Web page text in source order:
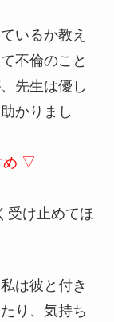
いるか教え
不倫のこと
先生は優し
かりまし
め ▽
受け止めてほ
は彼と付き
り、気持ち